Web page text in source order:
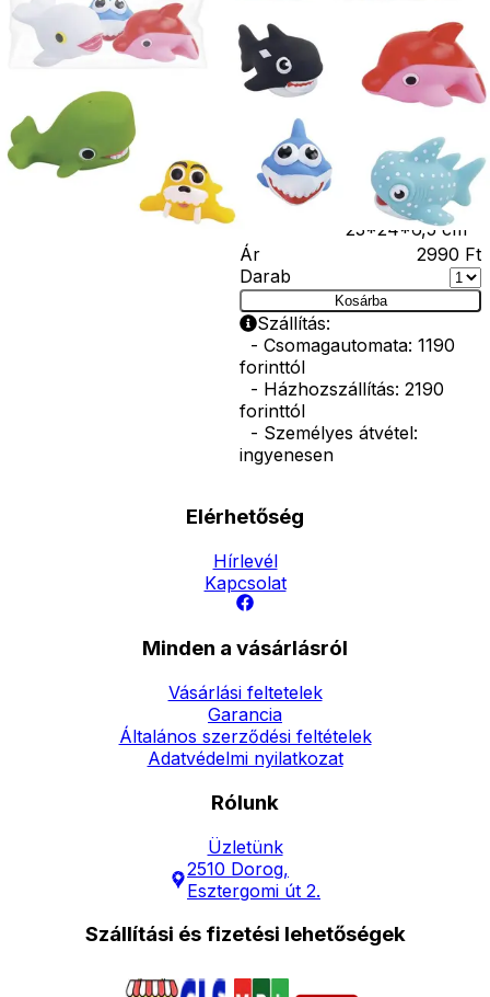
mintákban.
a vízben való
érzékszervi játék
stimulálására.
kezelhető és
biztonságos a
gyermekek
számára. Mérete:
23*24*6,5 cm
Ár
2990 Ft
Darab
Kosárba
Szállítás:
- Csomagautomata: 1190
forinttól
- Házhozszállítás: 2190
forinttól
- Személyes átvétel:
ingyenesen
Elérhetőség
Hírlevél
Kapcsolat
Minden a vásárlásról
Vásárlási feltetelek
Garancia
Általános szerződési feltételek
Adatvédelmi nyilatkozat
Rólunk
Üzletünk
2510 Dorog,
Esztergomi út 2.
Szállítási és fizetési lehetőségek